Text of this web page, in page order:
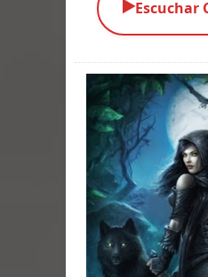
Parte 03: Una
los Vivos
Parte 01:
Parte 02: El
Parte 06:
Parte 05: Los
▶️Escuchar